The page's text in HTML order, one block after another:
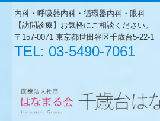
ホーム
訪問診療のご案内
内科・呼吸器内科・循環器内科・ 眼科
【訪問診療】お気軽にご相談ください。
〒157-0071 東京都世田谷区千歳台5-22-1
TEL: 03-5490-7061